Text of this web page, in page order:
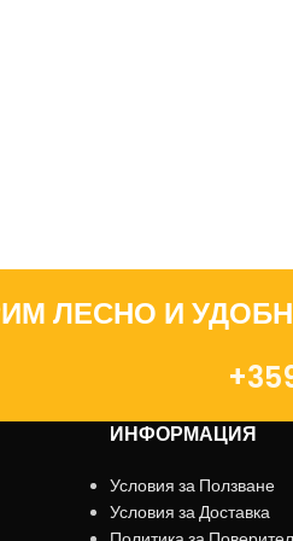
ЛЕСНО И
ИНФОРМАЦИЯ
Условия за Ползване
Условия за Доставка